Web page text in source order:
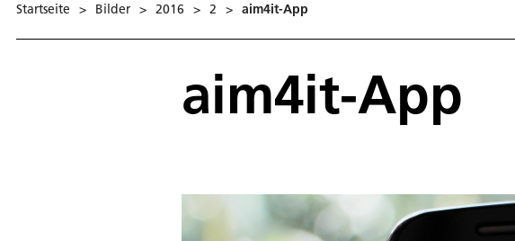
Startseite > Bilder > 2016 > 2 > aim4it-App
aim4it-App